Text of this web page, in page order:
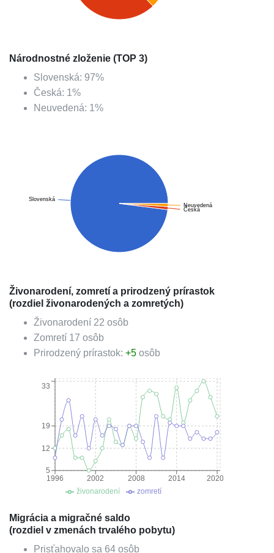
Národnostné zloženie (TOP 3)
Slovenská: 97%
Česká: 1%
Neuvedená: 1%
Slovenská
Česká
Neuvedená
Živonarodení, zomretí a prirodzený prírastok
(rozdiel živonarodených a zomretých)
Živonarodení 22 osôb
Zomretí 17 osôb
Prirodzený prírastok: +5 osôb
1996 2002 2008 2014 2020
5
12
19
33
živonarodení zomretí
Migrácia a migračné saldo
(rozdiel v zmenách trvalého pobytu)
Prisťahovalo sa 64 osôb